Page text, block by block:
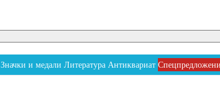
Значки и медали Литература Антиквариат